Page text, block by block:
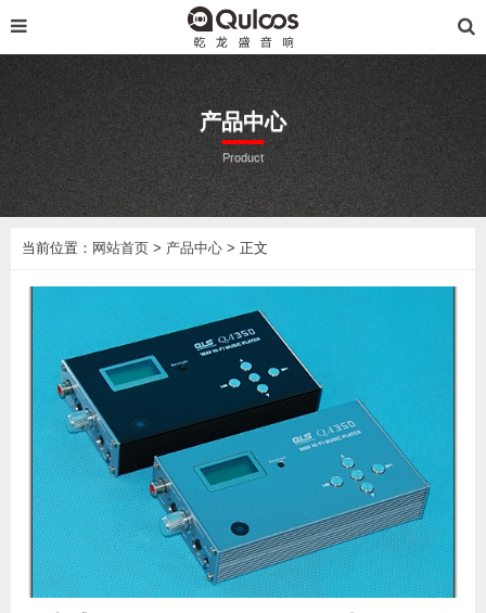
产品中心
Product
当前位置： 网站首页 > 产品中心 > 正文